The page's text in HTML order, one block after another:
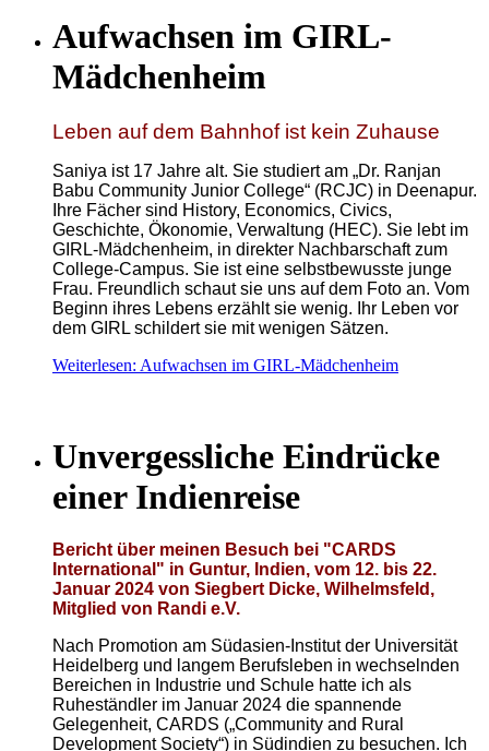
Aufwachsen im GIRL-
Mädchenheim
Leben auf dem Bahnhof ist kein Zuhause
Saniya ist 17 Jahre alt. Sie studiert am „Dr. Ranjan
Babu Community Junior College“ (RCJC) in Deenapur.
Ihre Fächer sind History, Economics, Civics,
Geschichte, Ökonomie, Verwaltung (HEC). Sie lebt im
GIRL-Mädchenheim, in direkter Nachbarschaft zum
College-Campus. Sie ist eine selbstbewusste junge
Frau. Freundlich schaut sie uns auf dem Foto an. Vom
Beginn ihres Lebens erzählt sie wenig. Ihr Leben vor
dem GIRL schildert sie mit wenigen Sätzen.
Weiterlesen: Aufwachsen im GIRL-Mädchenheim
Unvergessliche Eindrücke
einer Indienreise
Bericht über meinen Besuch bei "CARDS
International" in Guntur, Indien, vom 12. bis 22.
Januar 2024 von Siegbert Dicke, Wilhelmsfeld,
Mitglied von Randi e.V.
Nach Promotion am Südasien-Institut der Universität
Heidelberg und langem Berufsleben in wechselnden
Bereichen in Industrie und Schule hatte ich als
Ruheständler im Januar 2024 die spannende
Gelegenheit, CARDS („Community and Rural
Development Society“) in Südindien zu besuchen. Ich